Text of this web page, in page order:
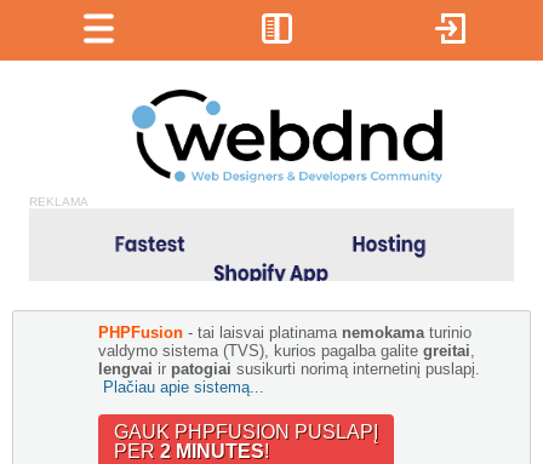
REKLAMA
PHPFusion - tai laisvai platinama nemokama turinio
valdymo sistema (TVS), kurios pagalba galite greitai
lengvai ir patogiai susikurti norimą internetinį puslapį.
Plačiau apie sistemą...
GAUK PHPFUSION PUSLAPĮ
PER 2 MINUTES!